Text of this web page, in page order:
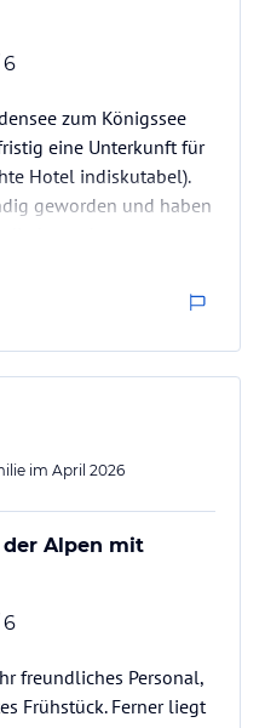
6
zum Königssee
eine Unterkunft für
Hotel indiskutabel).
geworden und haben
die Berge, tollem
Besonders die Damen
freundlich und
im April 2026
der Alpen mit
6
freundliches Personal,
Frühstück. Ferner liegt